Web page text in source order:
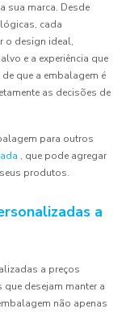
sua marca. Desde
cada
o design ideal,
e a experiência que
que a embalagem é
as decisões de
para outros
, que pode agregar
produtos.
a
a preços
desejam manter a
não apenas